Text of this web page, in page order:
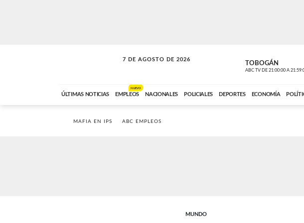
7 DE AGOSTO DE 2026
SOLO MÚSICA TOBOGÁN
ABC TV DE 21:00:00 A
ÚLTIMAS NOTICIAS EMPLEOS
NUEVO
NACIONALES POLICIALES DEPORTES ECONOMÍA
MAFIA EN IPS ABC EMPLEOS
MUNDO